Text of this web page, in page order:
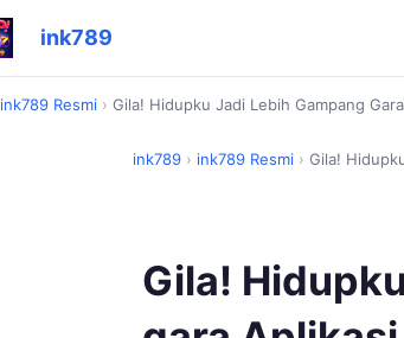
ink789
ink789 Resmi › Gila! Hidupku Jadi Lebih Gampang
ink789 › ink789 Resmi › Gila!
Gila!